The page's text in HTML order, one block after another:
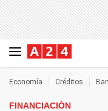
Economía Créditos
FINANCIACIÓN